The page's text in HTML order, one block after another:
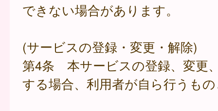
できない場合があります。
(サービスの登録・変更・解除)
第4条 本サービスの登録、変更
する場合、利用者が自ら行うも